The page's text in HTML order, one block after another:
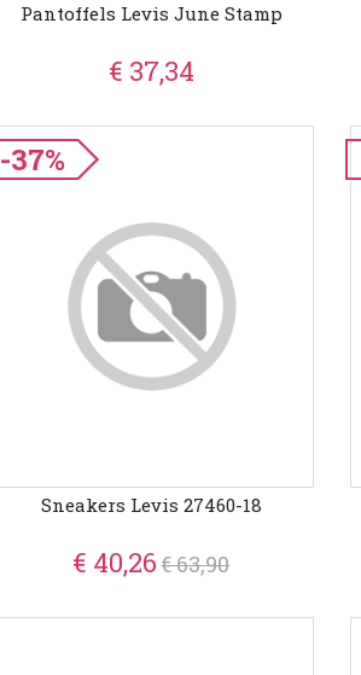
Pantoffels Levis June Stamp
€ 37,34
-37%
Sneakers Levis 27460-18
€ 40,26€ 63,90